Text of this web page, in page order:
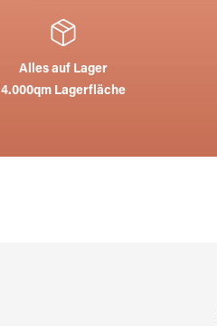
Alles auf Lager
4.000qm Lagerfläche